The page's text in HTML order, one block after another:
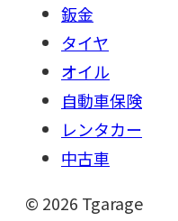
鈑金
タイヤ
オイル
自動車保険
レンタカー
中古車
© 2026 Tgarage